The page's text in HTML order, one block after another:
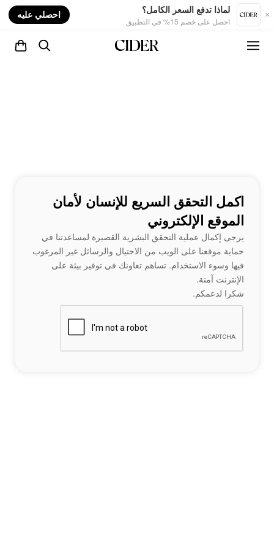
لماذا تدفع السعر الكامل؟
احصل على خصم 15% في التطبيق
احصلي عليه
اكمل التحقق السريع للإنسان لأمان
الموقع الإلكتروني
يرجى إكمال عملية التحقق البشرية القصيرة لمساعدتنا في
حماية موقعنا على الويب من الاحتيال والرسائل غير المرغوب
فيها وسوء الاستخدام. تساهم تعاونك في توفير بيئة على
الإنترنت آمنة.
شكرا لدعمكم.